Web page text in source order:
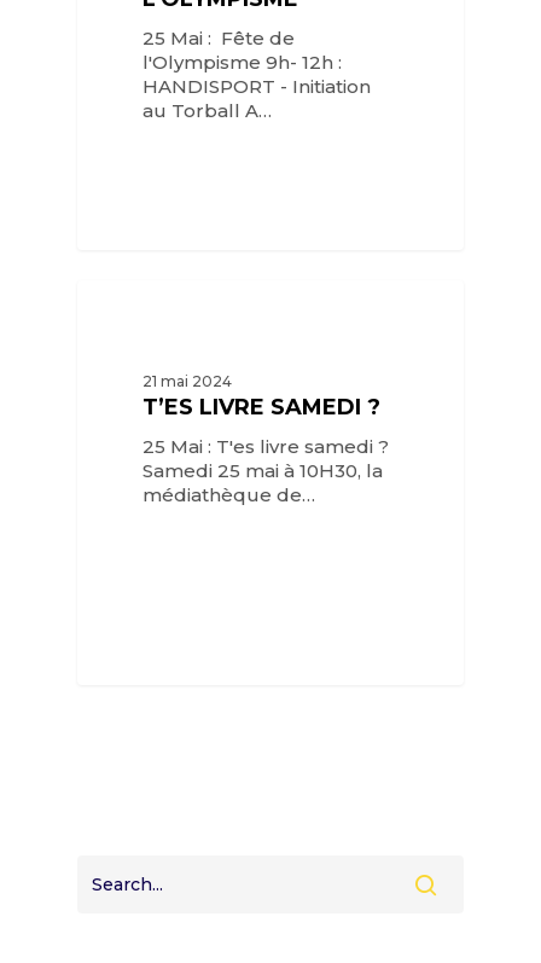
25 Mai : Fête de
l'Olympisme 9h- 12h :
HANDISPORT - Initiation
au Torball A…
21 mai 2024
T’ES LIVRE SAMEDI ?
25 Mai : T'es livre samedi ?
Samedi 25 mai à 10H30, la
médiathèque de…